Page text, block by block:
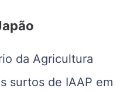
da Agricultura
surtos de IAAP em